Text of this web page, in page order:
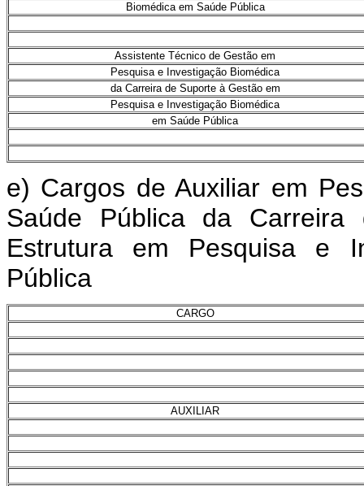
Biomédica em Saúde Pública
Assistente Técnico de Gestão em
Pesquisa e Investigação Biomédica
da Carreira de Suporte à Gestão em
Pesquisa e Investigação Biomédica
em Saúde Pública
e) Cargos de Auxiliar em
Saúde Pública da
Estrutura em Pesquisa e
Pública
CARGO
AUXILIAR